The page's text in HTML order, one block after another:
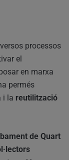
processos
el
en marxa
permés
i la reutilització
de Quart